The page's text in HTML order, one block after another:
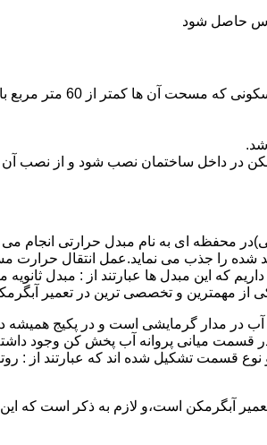
حاصل شود
نصب وسایل گاز سوز پر
در داخل ساختمان نصب شود و از نصب آن
محفظه ای به نام مبدل حرارتی
شده را جذب می نماید.عمل انتقال
که این مبدل ها عبارتند از : مبدل
از مهمترین و تخصصی ترین در تعمیر
در مدار گرمایشی است و در پکیج همیشه
لازم است آب در قسمت میانی پروانه آب پخش
نوع قسمت تشکیل شده اند که عبارتند از
آبگرمکن است،و لازم به ذکر است که